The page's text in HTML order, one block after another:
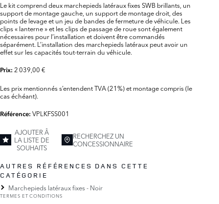
Le kit comprend deux marchepieds latéraux fixes SWB brillants, un
support de montage gauche, un support de montage droit, des
points de levage et un jeu de bandes de fermeture de véhicule. Les
clips « lanterne » et les clips de passage de roue sont également
nécessaires pour l’installation et doivent être commandés
séparément. L’installation des marchepieds latéraux peut avoir un
effet sur les capacités tout-terrain du véhicule.
Prix: 2 039,00 €
Les prix mentionnés s’entendent TVA (21%) et montage compris (le
cas échéant).
Référence: VPLKFSS001
AJOUTER Â
LA LISTE DE
SOUHAITS
RECHERCHEZ UN
CONCESSIONNAIRE
AUTRES RÉFÉRENCES DANS CETTE
CATÉGORIE
Marchepieds latéraux fixes - Noir
TERMES ET CONDITIONS